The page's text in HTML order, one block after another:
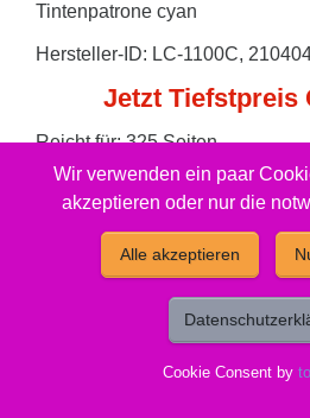
Tintenpatrone cyan
Hersteller-ID: LC-1100C,
Jetzt Tiefstpreis
Reicht für: 325 Seiten.
Gut zu wissen
Entsorgung:
Wir verwenden ein paar
akzeptieren oder nur die
Alle akzeptieren
Cookie Consent by